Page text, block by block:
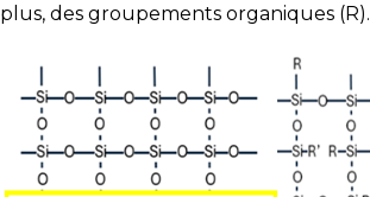
plus, des groupements organiques (R).